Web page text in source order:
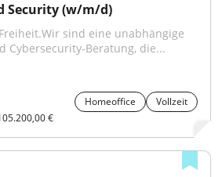
Security (w/m/d)
sind eine unabhängige
Cybersecurity-Beratung, die...
Homeoffice
Vollzeit
€